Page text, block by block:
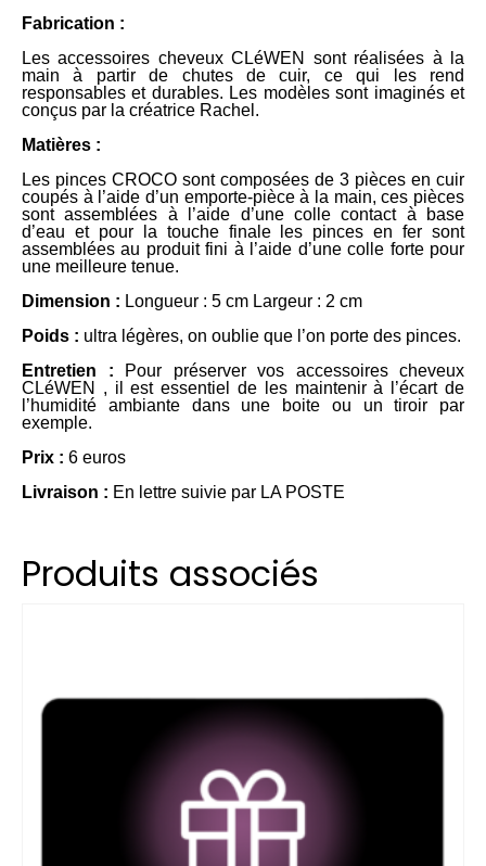
Fabrication :
Les accessoires cheveux CLéWEN sont réalisées à la
main à partir de chutes de cuir, ce qui les rend
responsables et durables. Les modèles sont imaginés et
conçus par la créatrice Rachel.
Matières :
Les pinces CROCO sont composées de 3 pièces en cuir
coupés à l’aide d’un emporte-pièce à la main, ces pièces
sont assemblées à l’aide d’une colle contact à base
d’eau et pour la touche finale les pinces en fer sont
assemblées au produit fini à l’aide d’une colle forte pour
une meilleure tenue.
Dimension : Longueur : 5 cm Largeur : 2 cm
Poids : ultra légères, on oublie que l’on porte des pinces.
Entretien : Pour préserver vos accessoires cheveux
CLéWEN , il est essentiel de les maintenir à l’écart de
l’humidité ambiante dans une boite ou un tiroir par
exemple.
Prix : 6 euros
Livraison : En lettre suivie par LA POSTE
Produits associés